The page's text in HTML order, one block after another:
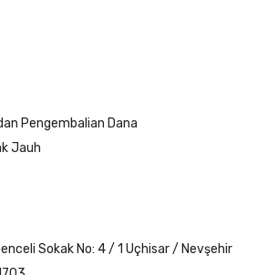
Pengembalian Dana
Jauh
Sokak No: 4 / 1 Uçhisar / Nevşehir